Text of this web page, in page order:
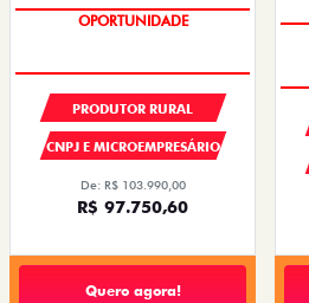
PRODUTOR RURAL
CNPJ E MICROEMPRESÁRIO
De: R$ 103.990,00
R$ 97.750,60
Quero agora!